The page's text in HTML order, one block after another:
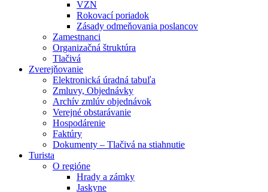
VZN
Rokovací poriadok
Zásady odmeňovania poslancov
Zamestnanci
Organizačná štruktúra
Tlačivá
Zverejňovanie
Elektronická úradná tabuľa
Zmluvy, Objednávky
Archív zmlúv objednávok
Verejné obstarávanie
Hospodárenie
Faktúry
Dokumenty – Tlačivá na stiahnutie
Turista
O regióne
Hrady a zámky
Jaskyne